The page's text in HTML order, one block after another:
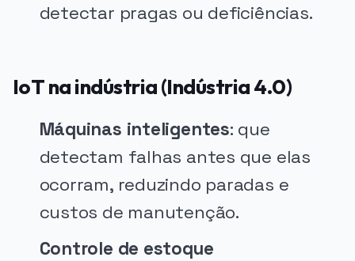
detectar pragas ou deficiências.
IoT na indústria (Indústria 4.0)
Máquinas inteligentes: que
detectam falhas antes que elas
ocorram, reduzindo paradas e
custos de manutenção.
Controle de estoque